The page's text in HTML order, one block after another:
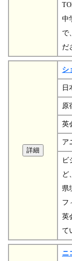
中
で
だ
シ
日
原
英
ア
ビ
ど
県
フ
英
て
ニ